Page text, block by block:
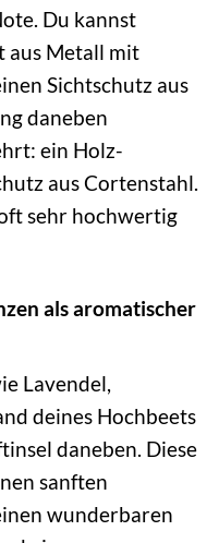
Du kannst
aus Metall mit
Sichtschutz aus
daneben
ein Holz-
aus Cortenstahl.
sehr hochwertig
als aromatischer
Lavendel,
deines Hochbeets
daneben. Diese
sanften
wunderbaren